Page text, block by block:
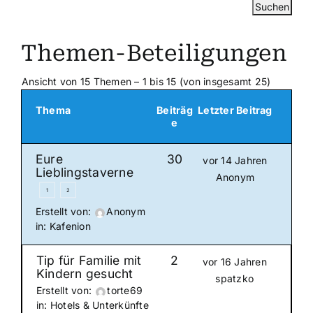
Themen-Beteiligungen
Ansicht von 15 Themen – 1 bis 15 (von insgesamt 25)
Thema
Beiträg
e
Letzter Beitrag
Eure
Lieblingstaverne
1 2
Erstellt von:
Anonym
in: Kafenion
30
vor 14 Jahren
Anonym
Tip für Familie mit
Kindern gesucht
Erstellt von:
torte69
in: Hotels & Unterkünfte
2
vor 16 Jahren
spatzko